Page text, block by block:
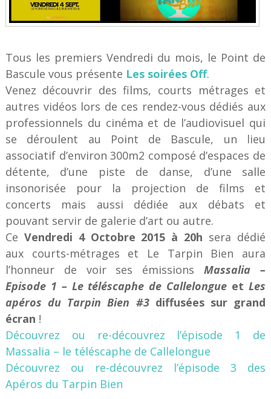
Tous les premiers Vendredi du mois, le Point de
Bascule vous présente Les soirées Off.
Venez découvrir des films, courts métrages et
autres vidéos lors de ces rendez-vous dédiés aux
professionnels du cinéma et de l’audiovisuel qui
se déroulent au Point de Bascule, un lieu
associatif d’environ 300m2 composé d’espaces de
détente, d’une piste de danse, d’une salle
insonorisée pour la projection de films et
concerts mais aussi dédiée aux débats et
pouvant servir de galerie d’art ou autre.
Ce Vendredi 4 Octobre 2015 à 20h sera dédié
aux courts-métrages et Le Tarpin Bien aura
l’honneur de voir ses émissionsMassalia –
Episode 1 – Le téléscaphe de Callelongue etLes
apéros du Tarpin Bien #3diffusées sur grand
écran !
Découvrez ou re-découvrez l’épisode 1 de
Massalia – le téléscaphe de Callelongue
Découvrez ou re-découvrez l’épisode 3 des
Apéros du Tarpin Bien